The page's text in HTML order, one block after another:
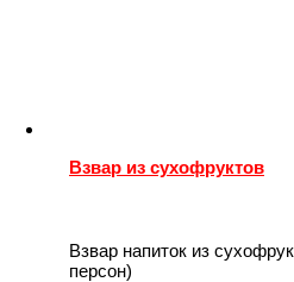
Взвар из сухофруктов
Взвар напиток из
персон)